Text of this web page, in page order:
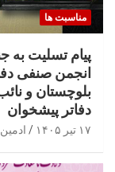
مناسبت ها
پیام تسلیت به
انجمن صنفی
بلوچستان و
دفاتر پیشخوان
۱۷ تیر ۱۴۰۵